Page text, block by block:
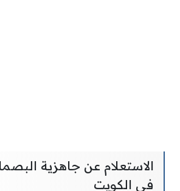
الاستعلام عن جاهزية
في الكويت